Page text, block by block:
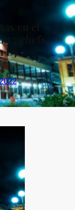
en el
7 chefs
Dj